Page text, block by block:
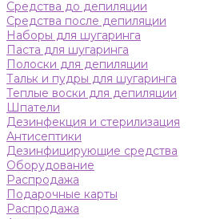
Средства до депиляции
Средства после депиляции
Наборы для шугаринга
Паста для шугаринга
Полоски для депиляции
Тальк и пудры для шугаринга
Теплые воски для депиляции
Шпатели
Дезинфекция и стерилизация
Антисептики
Дезинфицирующие средства
Оборудование
Распродажа
Подарочные карты
Распродажа